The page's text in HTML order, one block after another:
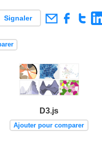
Signaler
D3.js
Ajouter pour comparer